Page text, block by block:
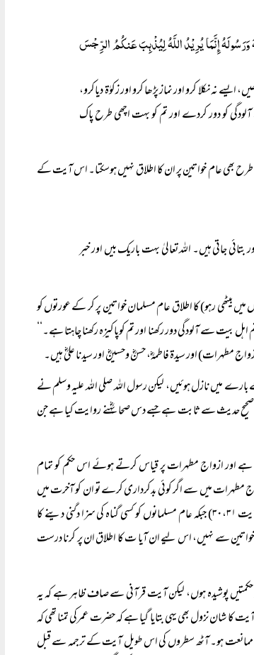
وَرَسُولَہُ إِنَّمَا یُرِیْدُ اللَّہُ لِیُذْہِبَ عَنکُمُ الرِّجْسَ
نہ نکلا کرو اور نماز پڑھا کرو اور زکوٰۃ دیاکرو،
کو دور کردے اور تم کو بہت اچھی طرح پاک
ہیں اور کسی طرح بھی عام خواتین پر ان کا اطلاق نہیں ہوسکتا۔ اس آیت کے
بتائی جاتی ہیں۔ اللہ تعالیٰ بہت باریک بیں اور خبر
میں بیٹھی رہو) کا اطلاق عام مسلمان خواتین پر کر کے عورتوں کو
سے آلودگی دور رکھنا اور تم کوپاکیزہ رکھنا چاہتا ہے۔‘‘
مطہرات) اور سیدۃ فاطمہؓ، حسنؓ وحسینؓ اور سیدنا علیؓ ہیں۔
میں نازل ہوئیں، لیکن رسول اللہ صلی اللہ علیہ وسلم نے
صحیح حدیث سے ثابت ہے جسے دس صحابہؓنے روایت کیا ہے جن
ہے اور ازواج مطہرات پر قیاس کرتے ہوئے اس حکم کو تمام
مطہرات میں سے اگر کوئی بدکرداری کرے تو ان کو آخرت میں
سورۃ احزاب ،آیت ۳۰،۳۱) جبکہ عام مسلمانوں کو کسی گناہ کی سزا دگنی دینے کا
خواتین سے نہیں، اس لیے ان آیا ت کا اطلاق ان پر کرنا درست
کہ اس میں کچھ حکمتیں پوشیدہ ہوں، لیکن آیت قرآنی سے صاف ظاہر ہے کہ یہ
شان نزول بھی یہی بتایا گیا ہے کہ حضرت عمرکی تمنا تھی کہ
کی ممانعت ہو۔ آٹھ سطروں کی اس طویل آیت کے ترجمہ سے قبل